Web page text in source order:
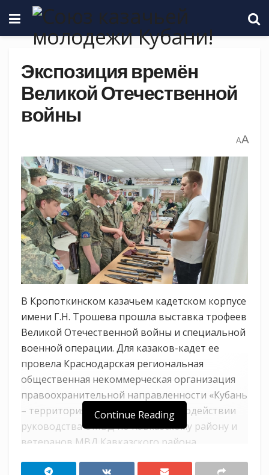
Экспозиция времён
Великой Отечественной
войны
AA
В Кропоткинском казачьем кадетском корпусе
имени Г.Н. Трошева прошла выставка трофеев
Великой Отечественной войны и специальной
военной операции. Для казаков-кадет ее
провела Краснодарская региональная
общественная некоммерческая организация
правоохранительной направленности «Кубань
– территория безопасности» при содействии
руководства ОМВД по Кавказскому району и
ветеранов МВД Кавказского района.
Кадеты смогли увидеть снаряжение и одежду
Continue Reading